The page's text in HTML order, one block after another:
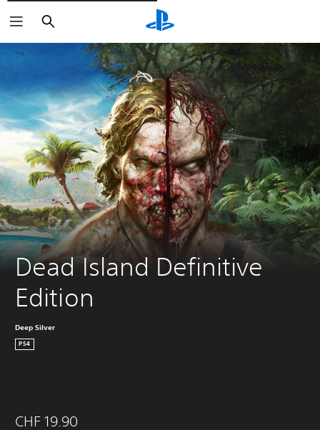
Rechercher
Dead Island Definitive
Edition
Deep Silver
PS4
CHF 19.90